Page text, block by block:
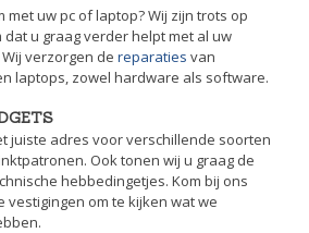
uw pc of laptop? Wij zijn trots op
u graag verder helpt met al uw
verzorgen de reparaties van
laptops, zowel hardware als software.
juiste adres voor verschillende soorten
Ook tonen wij u graag de
hebbedingetjes. Kom bij ons
vestigingen om te kijken wat we